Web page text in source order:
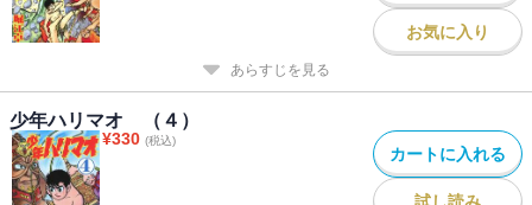
お気に入り
あらすじを見る
少年ハリマオ （４）
¥330 (税込)
カートに入れる